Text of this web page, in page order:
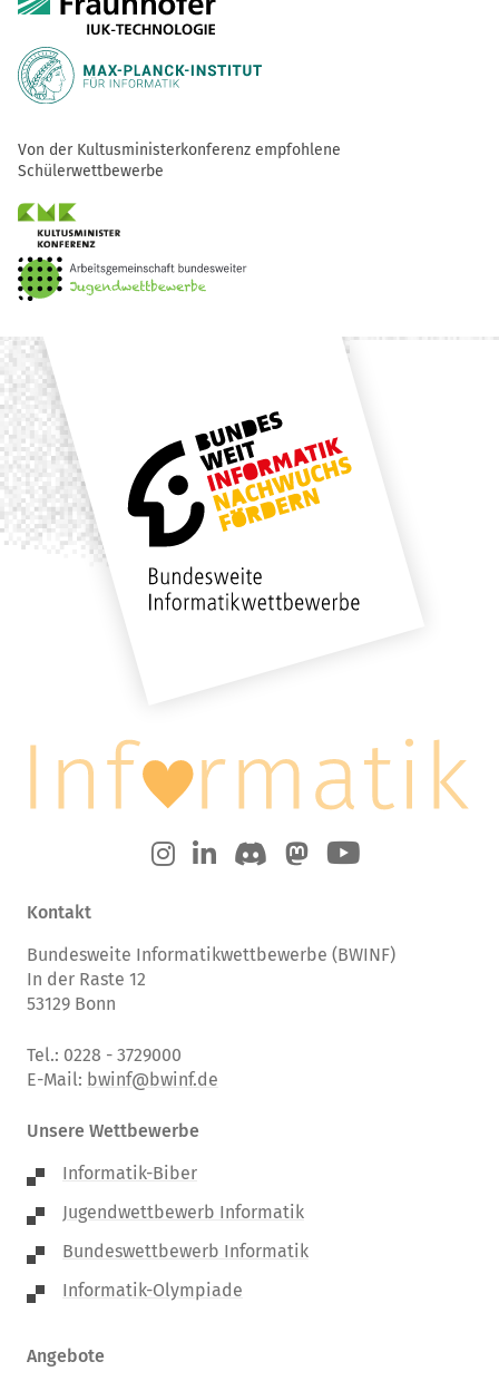
Von der Kultusministerkonferenz empfohlene
Schülerwettbewerbe
Kontakt
Bundesweite Informatikwettbewerbe (BWINF)
In der Raste 12
53129 Bonn
Tel.: 0228 - 3729000
E-Mail: bwinf@bwinf.de
Unsere Wettbewerbe
Informatik-Biber
Jugendwettbewerb Informatik
Bundeswettbewerb Informatik
Informatik-Olympiade
Angebote